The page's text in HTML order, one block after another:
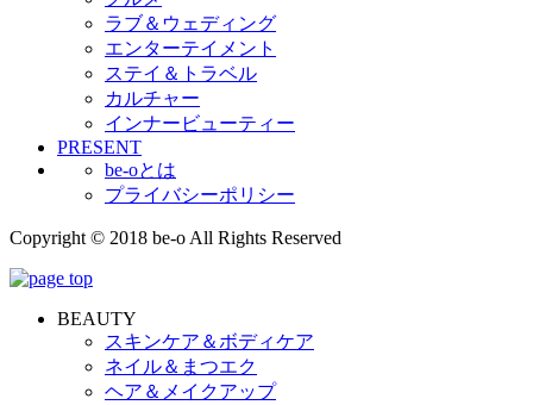
ラブ＆ウェディング
エンターテイメント
ステイ＆トラベル
カルチャー
インナービューティー
PRESENT
be-oとは
プライバシーポリシー
Copyright © 2018 be-o All Rights Reserved
BEAUTY
スキンケア＆ボディケア
ネイル＆まつエク
ヘア＆メイクアップ